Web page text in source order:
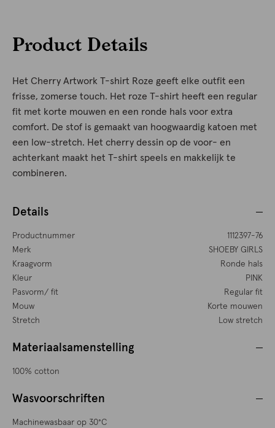
Product Details
Het Cherry Artwork T-shirt Roze geeft elke outfit een
frisse, zomerse touch. Het roze T-shirt heeft een regular
fit met korte mouwen en een ronde hals voor extra
comfort. De stof is gemaakt van hoogwaardig katoen met
een low-stretch. Het cherry dessin op de voor- en
achterkant maakt het T-shirt speels en makkelijk te
combineren.
Details
Productnummer
1112397-76
Merk
SHOEBY GIRLS
Kraagvorm
Ronde hals
Kleur
PINK
Pasvorm/ fit
Regular fit
Mouw
Korte mouwen
Stretch
Low stretch
Materiaalsamenstelling
100% cotton
Wasvoorschriften
Machinewasbaar op 30°C